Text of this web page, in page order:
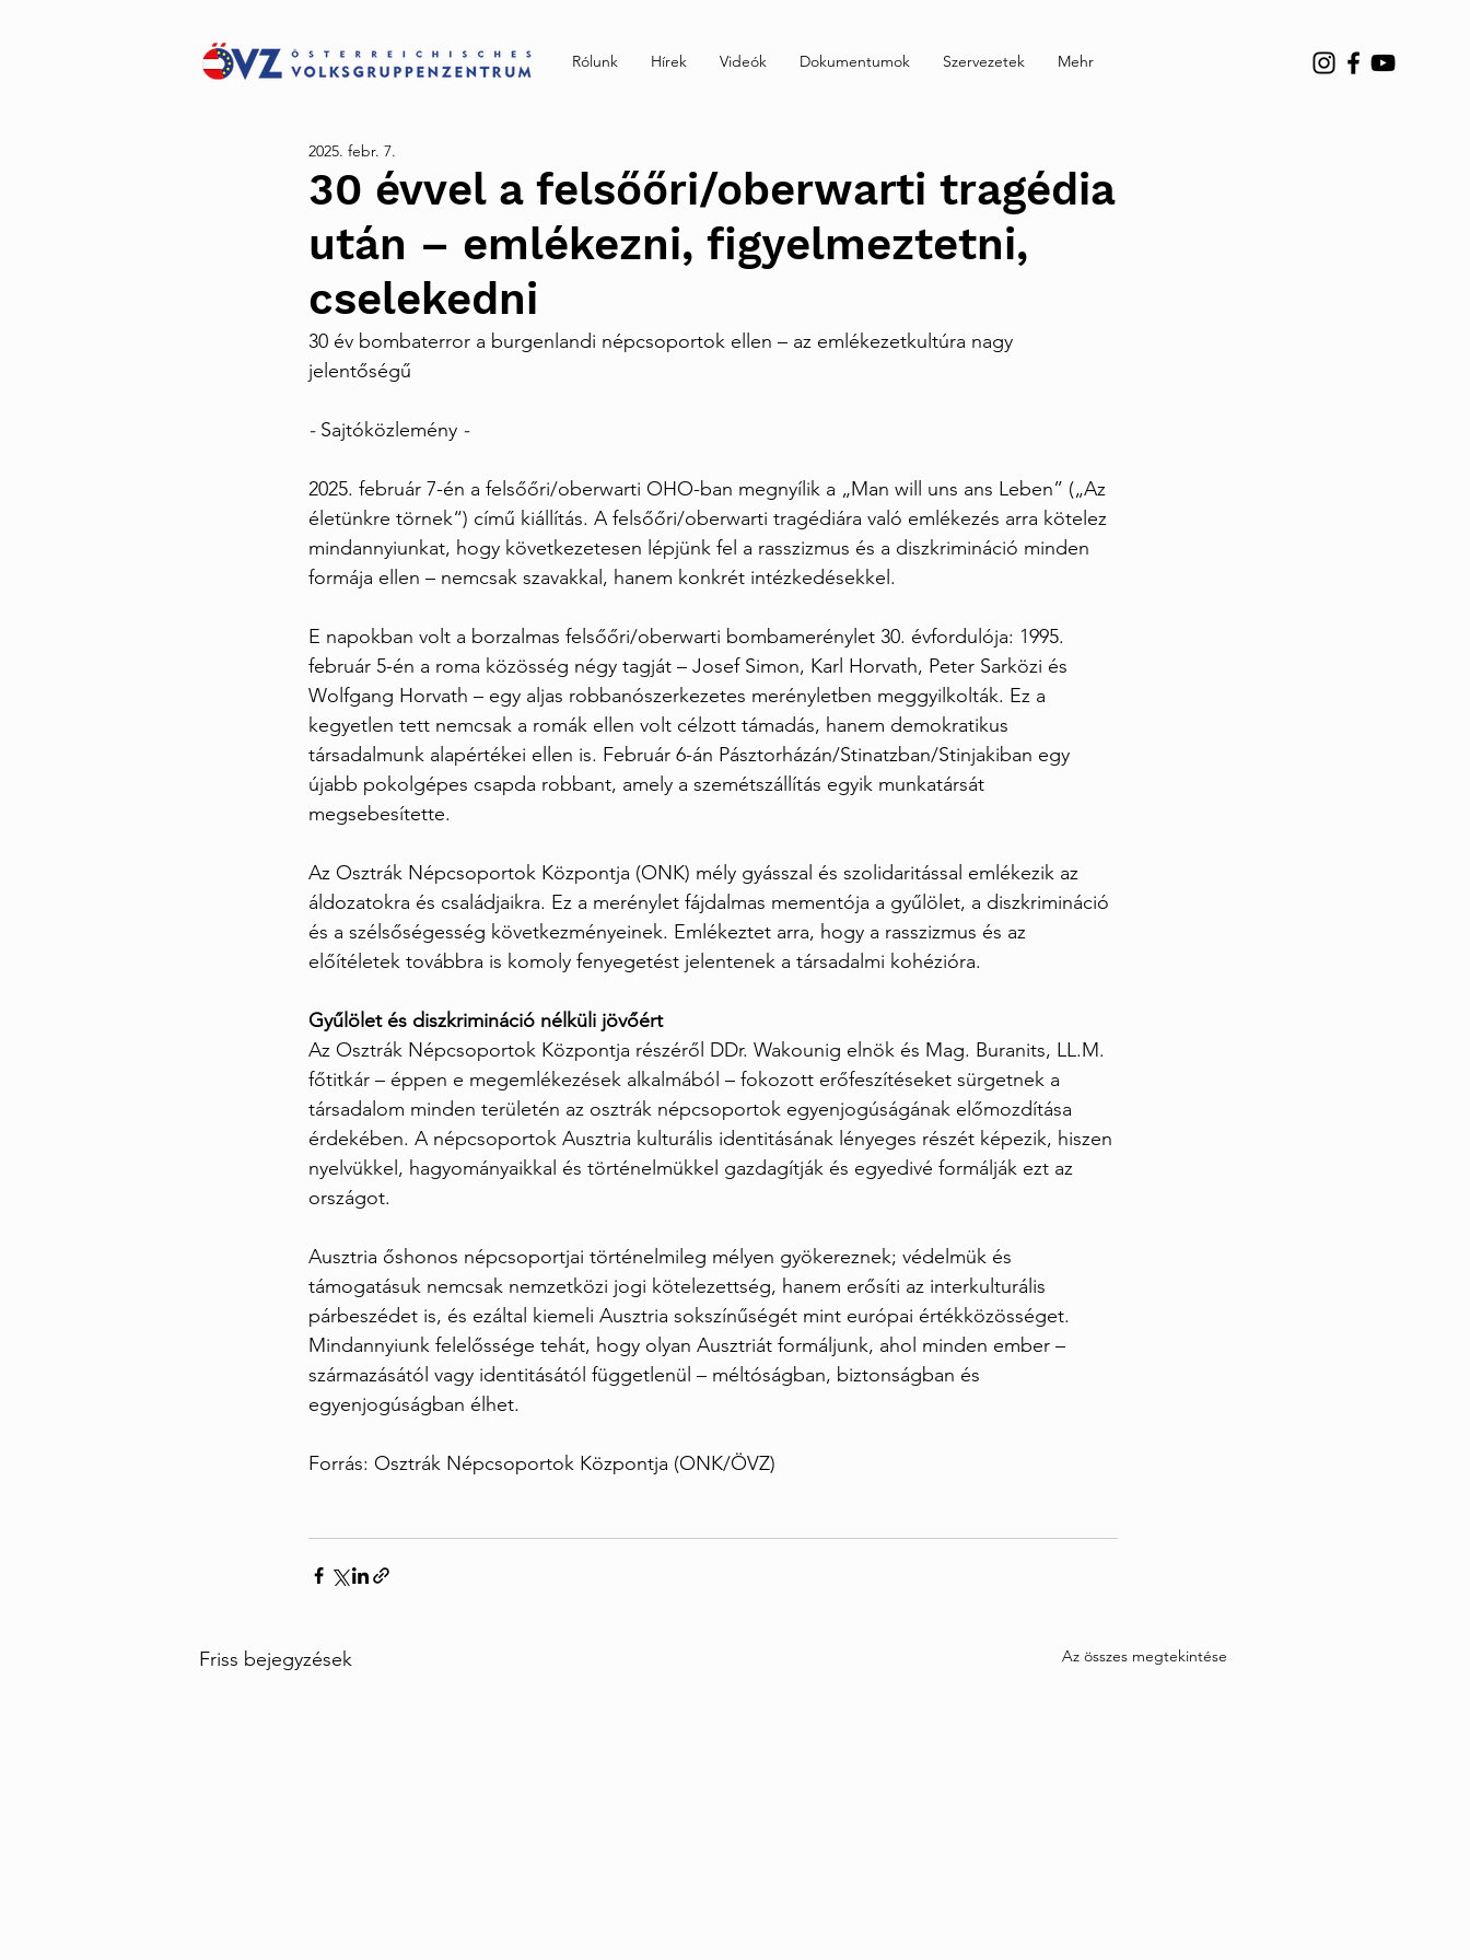
Rólunk Hírek Videók Dokumentumok Szervezetek Mehr
30 évvel a felsőőri/oberwarti tragédia
után – emlékezni, figyelmeztetni,
cselekedni
2025. febr. 7.
30 év bombaterror a burgenlandi népcsoportok ellen – az emlékezetkultúra nagy
jelentőségű
- Sajtóközlemény -
2025. február 7-én a felsőőri/oberwarti OHO-ban megnyílik a „Man will uns ans Leben” („Az
életünkre törnek“) című kiállítás. A felsőőri/oberwarti tragédiára való emlékezés arra kötelez
mindannyiunkat, hogy következetesen lépjünk fel a rasszizmus és a diszkrimináció minden
formája ellen – nemcsak szavakkal, hanem konkrét intézkedésekkel.
E napokban volt a borzalmas felsőőri/oberwarti bombamerénylet 30. évfordulója: 1995.
február 5-én a roma közösség négy tagját – Josef Simon, Karl Horvath, Peter Sarközi és
Wolfgang Horvath – egy aljas robbanószerkezetes merényletben meggyilkolták. Ez a
kegyetlen tett nemcsak a romák ellen volt célzott támadás, hanem demokratikus
társadalmunk alapértékei ellen is. Február 6-án Pásztorházán/Stinatzban/Stinjakiban egy
újabb pokolgépes csapda robbant, amely a szemétszállítás egyik munkatársát
megsebesítette.
Az Osztrák Népcsoportok Központja (ONK) mély gyásszal és szolidaritással emlékezik az
áldozatokra és családjaikra. Ez a merénylet fájdalmas mementója a gyűlölet, a diszkrimináció
és a szélsőségesség következményeinek. Emlékeztet arra, hogy a rasszizmus és az
előítéletek továbbra is komoly fenyegetést jelentenek a társadalmi kohézióra.
Gyűlölet és diszkrimináció nélküli jövőért
Az Osztrák Népcsoportok Központja részéről DDr. Wakounig elnök és Mag. Buranits, LL.M.
főtitkár – éppen e megemlékezések alkalmából – fokozott erőfeszítéseket sürgetnek a
társadalom minden területén az osztrák népcsoportok egyenjogúságának előmozdítása
érdekében. A népcsoportok Ausztria kulturális identitásának lényeges részét képezik, hiszen
nyelvükkel, hagyományaikkal és történelmükkel gazdagítják és egyedivé formálják ezt az
országot.
Ausztria őshonos népcsoportjai történelmileg mélyen gyökereznek; védelmük és
támogatásuk nemcsak nemzetközi jogi kötelezettség, hanem erősíti az interkulturális
párbeszédet is, és ezáltal kiemeli Ausztria sokszínűségét mint európai értékközösséget.
Mindannyiunk felelőssége tehát, hogy olyan Ausztriát formáljunk, ahol minden ember –
származásától vagy identitásától függetlenül – méltóságban, biztonságban és
egyenjogúságban élhet.
Forrás: Osztrák Népcsoportok Központja (ONK/ÖVZ)
Friss bejegyzések Az összes megtekintése